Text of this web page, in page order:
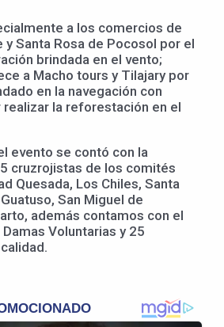
a los comercios de
y Santa Rosa de Pocosol por el
brindada en el vento;
a Macho tours y Tilajary por
en la navegación con
realizar la reforestación en el
evento se contó con la
cruzrojistas de los comités
Quesada, Los Chiles, Santa
San Miguel de
además contamos con el
Voluntarias y 25